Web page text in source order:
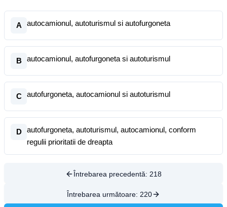
A autocamionul, autoturismul si autofurgoneta
B autocamionul, autofurgoneta si autoturismul
C autofurgoneta, autocamionul si autoturismul
D
autofurgoneta, autoturismul, autocamionul, conform
regulii prioritatii de dreapta
Întrebarea precedentă: 218
Întrebarea următoare: 220